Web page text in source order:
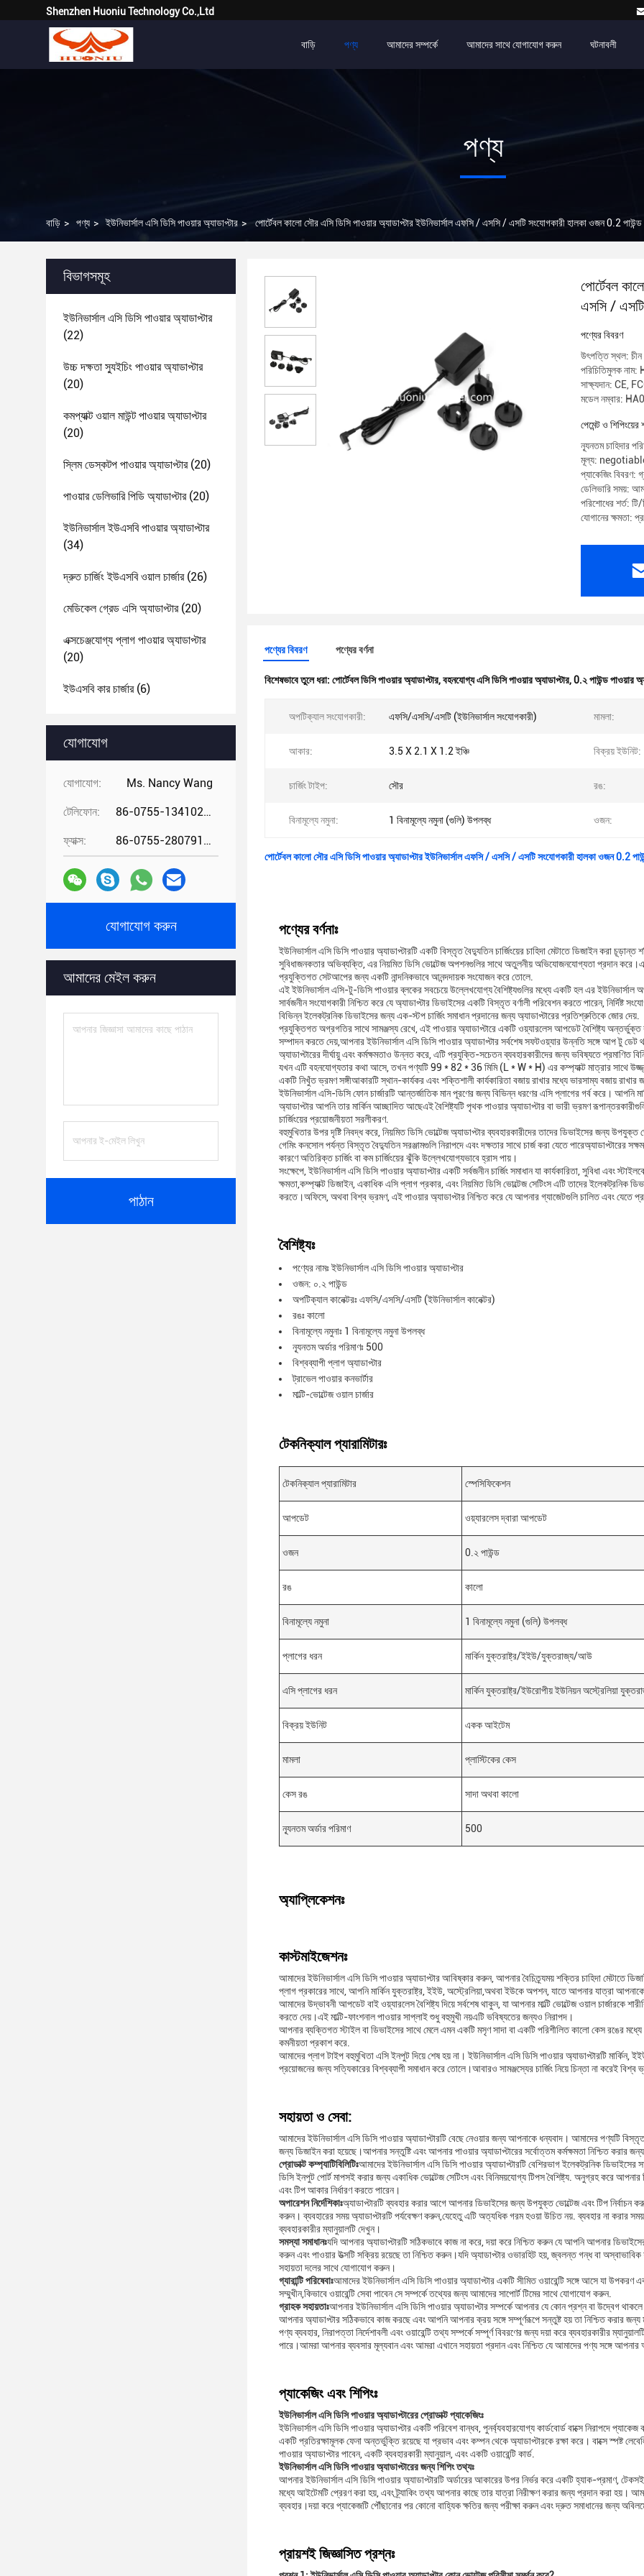
Shenzhen Huoniu Technology Co.,Ltd
বাড়ি পণ্য আমাদের সম্পর্কে আমাদের সাথে যোগাযোগ করুন ঘটনাবলী
পণ্য
বাড়ি > পণ্য > ইউনিভার্সাল এসি ডিসি পাওয়ার অ্যাডাপ্টার > পোর্টেবল কালো সৌর এসি ডিসি পাওয়ার অ্যাডাপ্টার ইউনিভার্সাল এফসি / এসসি / এসটি সংযোগকারী হালকা ওজন 0.2 পাউন্ড
বিভাগসমূহ
ইউনিভার্সাল এসি ডিসি পাওয়ার অ্যাডাপ্টার
(22)
উচ্চ দক্ষতা স্যুইচিং পাওয়ার অ্যাডাপ্টার
(20)
কমপ্যাক্ট ওয়াল মাউন্ট পাওয়ার অ্যাডাপ্টার
(20)
স্লিম ডেস্কটপ পাওয়ার অ্যাডাপ্টার(20)
পাওয়ার ডেলিভারি পিডি অ্যাডাপ্টার(20)
ইউনিভার্সাল ইউএসবি পাওয়ার অ্যাডাপ্টার
(34)
দ্রুত চার্জিং ইউএসবি ওয়াল চার্জার(26)
মেডিকেল গ্রেড এসি অ্যাডাপ্টার(20)
এক্সচেঞ্জযোগ্য প্লাগ পাওয়ার অ্যাডাপ্টার
(20)
ইউএসবি কার চার্জার(6)
যোগাযোগ
যোগাযোগ: Ms. Nancy Wang
টেলিফোন: 86-0755-13410274294
ফ্যাক্স: 86-0755-28079166
যোগাযোগ করুন
আমাদের মেইল ​​করুন
পাঠান
পোর্টেবল
এসসি /
পণ্যের বিবরণ
উৎপত্তি স্থল: চীন
পরিচিতিমুলক
সাক্ষ্যদান: CE,
মডেল নম্বার:
পেমেন্ট ও শিপিংয়ের
ন্যূনতম চাহিদার
মূল্য:
প্যাকেজিং বিবরণ:
ডেলিভারি সময়:
পরিশোধের শর্ত:
যোগানের ক্ষমতা:
পণ্যের বিবরণ পণ্যের বর্ণনা
বিশেষভাবে তুলে ধরা: পোর্টেবল ডিসি পাওয়ার অ্যাডাপ্টার,বহনযোগ্য এসি ডিসি পাওয়ার অ্যাডাপ্টার,0.২ পাউন্ড পাওয়ার
অপটিক্যাল সংযোগকারী: এফসি/এসসি/এসটি (ইউনিভার্সাল সংযোগকারী) মামলা:
আকার: 3.5 X 2.1 X 1.2 ইঞ্চি বিক্রয় ইউনিট:
চার্জিং টাইপ: সৌর রঙ:
বিনামূল্যে নমুনা: 1 বিনামূল্যে নমুনা (গুলি) উপলব্ধ ওজন:
পোর্টেবল কালো সৌর এসি ডিসি পাওয়ার অ্যাডাপ্টার ইউনিভার্সাল এফসি / এসসি / এসটি সংযোগকারী হালকা ওজন 0.2
পণ্যের বর্ণনাঃ
ইউনিভার্সাল এসি ডিসি পাওয়ার অ্যাডাপ্টারটি একটি বিস্তৃত বৈদ্যুতিন চার্জিংয়ের চাহিদা মেটাতে ডিজাইন করা চূড়ান্ত
সুবিধাজনকতার অভিব্যক্তি, এর নিয়মিত ডিসি ভোল্টেজ অপশনগুলির সাথে অতুলনীয় অভিযোজনযোগ্যতা প্রদান
প্রযুক্তিগত সেটআপের জন্য একটি নান্দনিকভাবে আনন্দদায়ক সংযোজন করে তোলে.
এই ইউনিভার্সাল এসি-টু-ডিসি পাওয়ার ব্লকের সবচেয়ে উল্লেখযোগ্য বৈশিষ্ট্যগুলির মধ্যে একটি হল এর
সার্বজনীন সংযোগকারী নিশ্চিত করে যে অ্যাডাপ্টার ডিভাইসের একটি বিস্তৃত বর্ণালী পরিবেশন করতে পারেন, নির্দিষ্ট
বিভিন্ন ইলেকট্রনিক ডিভাইসের জন্য এক-স্টপ চার্জিং সমাধান প্রদানের জন্য অ্যাডাপ্টারের প্রতিশ্রুতিকে জোর দেয়.
প্রযুক্তিগত অগ্রগতির সাথে সামঞ্জস্য রেখে, এই পাওয়ার অ্যাডাপ্টারে একটি ওয়্যারলেস আপডেট বৈশিষ্ট্য
সম্পাদন করতে দেয়,আপনার ইউনিভার্সাল এসি ডিসি পাওয়ার অ্যাডাপ্টার সর্বশেষ সফটওয়্যার উন্নতি সঙ্গে আপ টু ডেট
অ্যাডাপ্টারের দীর্ঘায়ু এবং কর্মক্ষমতাও উন্নত করে, এটি প্রযুক্তি-সচেতন ব্যবহারকারীদের জন্য ভবিষ্যতে প্রমাণিত
যখন এটি বহনযোগ্যতার কথা আসে, তখন পণ্যটি 99 * 82 * 36 মিমি (L * W * H) এর কম্প্যাক্ট মাত্রার সাথে
একটি নিখুঁত ভ্রমণ সঙ্গীআকারটি স্থান-কার্যকর এবং শক্তিশালী কার্যকারিতা বজায় রাখার মধ্যে ভারসাম্য বজায় রাখার
ইউনিভার্সাল এসি-ডিসি ফোন চার্জারটি আন্তর্জাতিক মান পূরণের জন্য বিভিন্ন ধরণের এসি প্লাগের গর্ব করে। আপনি
অ্যাডাপ্টার আপনি তার মার্কিন আচ্ছাদিত আছেএই বৈশিষ্ট্যটি পৃথক পাওয়ার অ্যাডাপ্টার বা ভারী ভ্রমণ
চার্জিংয়ের প্রয়োজনীয়তা সরলীকরণ.
বহুমুখিতার উপর দৃষ্টি নিবদ্ধ করে, নিয়মিত ডিসি ভোল্টেজ অ্যাডাপ্টার ব্যবহারকারীদের তাদের ডিভাইসের জন্য
গেমিং কনসোল পর্যন্ত বিস্তৃত বৈদ্যুতিন সরঞ্জামগুলি নিরাপদে এবং দক্ষতার সাথে চার্জ করা যেতে পারেঅ্যাডাপ্টারের
কারণে অতিরিক্ত চার্জিং বা কম চার্জিংয়ের ঝুঁকি উল্লেখযোগ্যভাবে হ্রাস পায়।
সংক্ষেপে, ইউনিভার্সাল এসি ডিসি পাওয়ার অ্যাডাপ্টার একটি সর্বজনীন চার্জিং সমাধান যা কার্যকারিতা, সুবিধা এবং
ক্ষমতা,কম্প্যাক্ট ডিজাইন, একাধিক এসি প্লাগ প্রকার, এবং নিয়মিত ডিসি ভোল্টেজ সেটিংস এটি তাদের ইলেকট্রনিক
করতে।অফিসে, অথবা বিশ্ব ভ্রমণ, এই পাওয়ার অ্যাডাপ্টার নিশ্চিত করে যে আপনার গ্যাজেটগুলি চালিত এবং যেতে
বৈশিষ্ট্যঃ
পণ্যের নামঃ ইউনিভার্সাল এসি ডিসি পাওয়ার অ্যাডাপ্টার
ওজন: ০.২ পাউন্ড
অপটিক্যাল কানেক্টরঃ এফসি/এসসি/এসটি (ইউনিভার্সাল কানেক্টর)
রঙঃ কালো
বিনামূল্যে নমুনাঃ 1 বিনামূল্যে নমুনা উপলব্ধ
ন্যূনতম অর্ডার পরিমাণঃ 500
বিশ্বব্যাপী প্লাগ অ্যাডাপ্টার
ট্রাভেল পাওয়ার কনভার্টার
মাল্টি-ভোল্টেজ ওয়াল চার্জার
টেকনিক্যাল প্যারামিটারঃ
টেকনিক্যাল প্যারামিটার স্পেসিফিকেশন
আপডেট ওয়্যারলেস দ্বারা আপডেট
ওজন 0.২ পাউন্ড
রঙ কালো
বিনামূল্যে নমুনা 1 বিনামূল্যে নমুনা (গুলি) উপলব্ধ
প্লাগের ধরন মার্কিন যুক্তরাষ্ট্র/ইইউ/যুক্তরাজ্য/আউ
এসি প্লাগের ধরন মার্কিন যুক্তরাষ্ট্র/ইউরোপীয় ইউনিয়ন অস্ট্রেলিয়া
বিক্রয় ইউনিট একক আইটেম
মামলা প্লাস্টিকের কেস
কেস রঙ সাদা অথবা কালো
ন্যূনতম অর্ডার পরিমাণ 500
অ্যাপ্লিকেশনঃ
কাস্টমাইজেশনঃ
আমাদের ইউনিভার্সাল এসি ডিসি পাওয়ার অ্যাডাপ্টার আবিষ্কার করুন, আপনার বৈচিত্র্যময় শক্তির চাহিদা মেটাতে
প্লাগ প্রকারের সাথে, আপনি মার্কিন যুক্তরাষ্ট্র, ইইউ, অস্ট্রেলিয়া,অথবা ইউকে অপশন, যাতে আপনার যাত্রা আপনাকে
আমাদের উদ্ভাবনী আপডেট বাই ওয়্যারলেস বৈশিষ্ট্য দিয়ে সর্বশেষ থাকুন, যা আপনার মাল্টি ভোল্টেজ ওয়াল চার্জারকে
করতে দেয়।এই মাল্টি-ফাংশনাল পাওয়ার সাপ্লাই শুধু বহুমুখী নয়এটি ভবিষ্যতের জন্যও নিরাপদ।
আপনার ব্যক্তিগত স্টাইল বা ডিভাইসের সাথে মেলে এমন একটি মসৃণ সাদা বা একটি পরিশীলিত কালো কেস রঙের মধ্যে
কমনীয়তা প্রকাশ করে.
আমাদের প্লাগ টাইপ বহুমুখিতা এসি ইনপুট দিয়ে শেষ হয় না। ইউনিভার্সাল এসি ডিসি পাওয়ার অ্যাডাপ্টারটি
প্রয়োজনের জন্য সত্যিকারের বিশ্বব্যাপী সমাধান করে তোলে।আবারও সামঞ্জস্যের চার্জিং নিয়ে চিন্তা না করেই
সহায়তা ও সেবা:
আমাদের ইউনিভার্সাল এসি ডিসি পাওয়ার অ্যাডাপ্টারটি বেছে নেওয়ার জন্য আপনাকে ধন্যবাদ। আমাদের পণ্যটি
জন্য ডিজাইন করা হয়েছে।আপনার সন্তুষ্টি এবং আপনার পাওয়ার অ্যাডাপ্টারের সর্বোত্তম কর্মক্ষমতা নিশ্চিত করার
প্রোডাক্ট কম্প্যাটিবিলিটিঃআমাদের ইউনিভার্সাল এসি ডিসি পাওয়ার অ্যাডাপ্টারটি বেশিরভাগ ইলেকট্রনিক
ডিসি ইনপুট পোর্ট মাপসই করার জন্য একাধিক ভোল্টেজ সেটিংস এবং বিনিময়যোগ্য টিপস বৈশিষ্ট্য. অনুগ্রহ করে আপনার
এবং টিপ আকার নির্ধারণ করতে পারেন।
অপারেশন নির্দেশিকাঃঅ্যাডাপ্টারটি ব্যবহার করার আগে আপনার ডিভাইসের জন্য উপযুক্ত ভোল্টেজ এবং টিপ নির্বাচন
করুন। ব্যবহারের সময় অ্যাডাপ্টারটি পর্যবেক্ষণ করুন,যেহেতু এটি অত্যধিক গরম হওয়া উচিত নয়. ব্যবহার না করার সময়
ব্যবহারকারীর ম্যানুয়ালটি দেখুন।
সমস্যা সমাধানঃযদি আপনার অ্যাডাপ্টারটি সঠিকভাবে কাজ না করে, দয়া করে নিশ্চিত করুন যে আপনি আপনার
করুন এবং পাওয়ার উত্সটি সক্রিয় রয়েছে তা নিশ্চিত করুন।যদি অ্যাডাপ্টার ওভারহিট হয়, জ্বলন্ত গন্ধ বা
সহায়তা দলের সাথে যোগাযোগ করুন।
গ্যারান্টি পরিষেবাঃআমাদের ইউনিভার্সাল এসি ডিসি পাওয়ার অ্যাডাপ্টার একটি সীমিত ওয়ারেন্টি সঙ্গে আসে যা
সম্মুখীন,কিভাবে ওয়ারেন্টি সেবা পাবেন সে সম্পর্কে তথ্যের জন্য আমাদের সাপোর্ট টিমের সাথে যোগাযোগ করুন.
গ্রাহক সহায়তাঃআপনার ইউনিভার্সাল এসি ডিসি পাওয়ার অ্যাডাপ্টার সম্পর্কে আপনার যে কোন প্রশ্ন বা উদ্বেগ
আপনার অ্যাডাপ্টার সঠিকভাবে কাজ করছে এবং আপনি আপনার ক্রয় সঙ্গে সম্পূর্ণরূপে সন্তুষ্ট হয় তা নিশ্চিত করার
পণ্য ব্যবহার, নিরাপত্তা নির্দেশাবলী এবং ওয়ারেন্টি তথ্য সম্পর্কে সম্পূর্ণ বিবরণের জন্য দয়া করে ব্যবহারকারীর
পারে।আমরা আপনার ব্যবসার মূল্যবান এবং আমরা এখানে সহায়তা প্রদান এবং নিশ্চিত যে আমাদের পণ্য সঙ্গে আপনার
প্যাকেজিং এবং শিপিংঃ
ইউনিভার্সাল এসি ডিসি পাওয়ার অ্যাডাপ্টারের প্রোডাক্ট প্যাকেজিংঃ
ইউনিভার্সাল এসি ডিসি পাওয়ার অ্যাডাপ্টার একটি পরিবেশ বান্ধব, পুনর্ব্যবহারযোগ্য কার্ডবোর্ড বাক্সে নিরাপদে
একটি প্রতিরক্ষামূলক ফেনা অন্তর্ভুক্তি রয়েছে যা প্রভাব এবং কম্পন থেকে অ্যাডাপ্টারকে রক্ষা করে। বাক্সে স্পষ্ট
পাওয়ার অ্যাডাপ্টার পাবেন, একটি ব্যবহারকারী ম্যানুয়াল, এবং একটি ওয়ারেন্টি কার্ড.
ইউনিভার্সাল এসি ডিসি পাওয়ার অ্যাডাপ্টারের জন্য শিপিং তথ্যঃ
আপনার ইউনিভার্সাল এসি ডিসি পাওয়ার অ্যাডাপ্টারটি অর্ডারের আকারের উপর নির্ভর করে একটি হ্যাক-প্রমাণ,
মধ্যে আইটেমটি প্রেরণ করা হয়, এবং ট্র্যাকিং তথ্য আপনার কাছে তার যাত্রা নিরীক্ষণ করার জন্য প্রদান করা হয়।
ব্যবহার।দয়া করে প্যাকেজটি পৌঁছানোর পর কোনো বাহ্যিক ক্ষতির জন্য পরীক্ষা করুন এবং দ্রুত সমাধানের জন্য
প্রায়শই জিজ্ঞাসিত প্রশ্নঃ